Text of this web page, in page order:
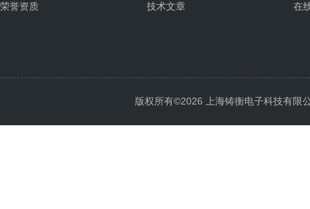
荣誉资质
技术文章
在
版权所有©2026 上海铸衡电子科技有